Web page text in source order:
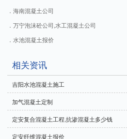
海南混凝土公司
万宁泡沫砼公司,水工混凝土公司
水池混凝土报价
相关资讯
吉阳水池混凝土施工
加气混凝土定制
定安复合混凝土工程,抗渗混凝土多少钱
定安纤维混凝土报价